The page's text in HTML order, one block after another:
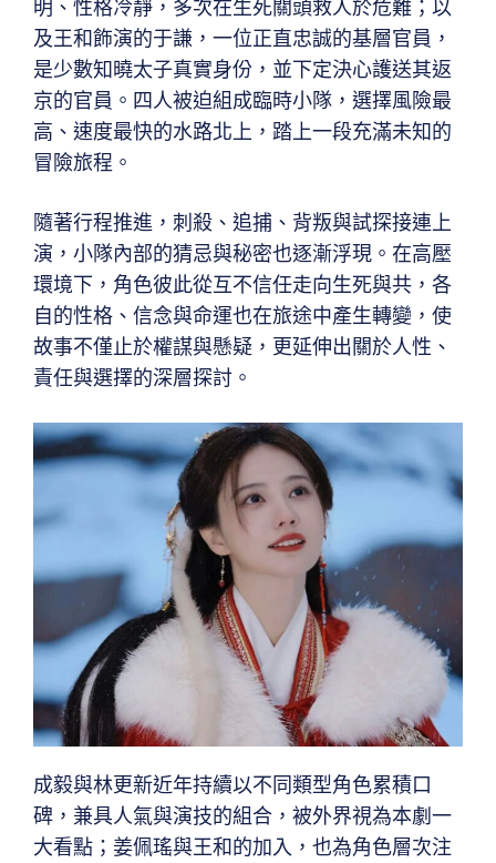
明、性格冷靜，多次在生死關頭救人於危難；以
及王和飾演的于謙，一位正直忠誠的基層官員，
是少數知曉太子真實身份，並下定決心護送其返
京的官員。四人被迫組成臨時小隊，選擇風險最
高、速度最快的水路北上，踏上一段充滿未知的
冒險旅程。
隨著行程推進，刺殺、追捕、背叛與試探接連上
演，小隊內部的猜忌與秘密也逐漸浮現。在高壓
環境下，角色彼此從互不信任走向生死與共，各
自的性格、信念與命運也在旅途中產生轉變，使
故事不僅止於權謀與懸疑，更延伸出關於人性、
責任與選擇的深層探討。
成毅與林更新近年持續以不同類型角色累積口
碑，兼具人氣與演技的組合，被外界視為本劇一
大看點；姜佩瑤與王和的加入，也為角色層次注